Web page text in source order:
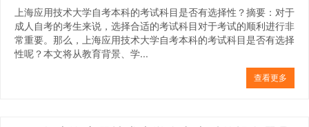
上海应用技术大学自考本科的考试科目是否有选择性？摘要：对于
成人自考的考生来说，选择合适的考试科目对于考试的顺利进行非
常重要。那么，上海应用技术大学自考本科的考试科目是否有选择
性呢？本文将从教育背景、学...
查看更多